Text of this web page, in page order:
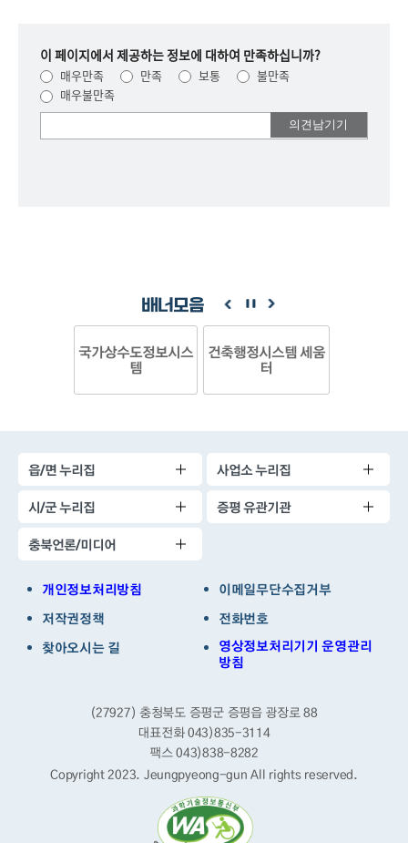
이 페이지에서 제공하는 정보에 대하여 만족하십니까?
매우만족 만족 보통
불만족
매우불만족
의견을
배너모음
국가상수도정보시스
템
건축행정시스템 세움
터
읍/면 누리집
사업소 누리집
시/군 누리집
증평 유관기관
충북언론/미디어
개인정보처리방침
이메일무단수집거부
저작권정책
전화번호
찾아오시는 길
영상정보처리기기 운영관리
방침
(27927) 충청북도 증평군 증평읍 광장로 88
대표전화 043)835-3114
팩스 043)838-8282
Copyright 2023. Jeungpyeong-gunAll rights reserved.